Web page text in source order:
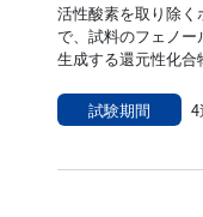
活性酸素を取り除
で、試料のフェノ
生成する還元性化
試験期間 4